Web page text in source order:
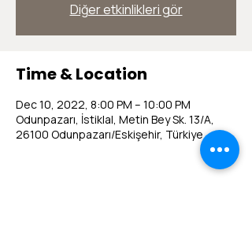
Diğer etkinlikleri gör
Time & Location
Dec 10, 2022, 8:00 PM – 10:00 PM
Odunpazarı, İstiklal, Metin Bey Sk. 13/A,
26100 Odunpazarı/Eskişehir, Türkiye